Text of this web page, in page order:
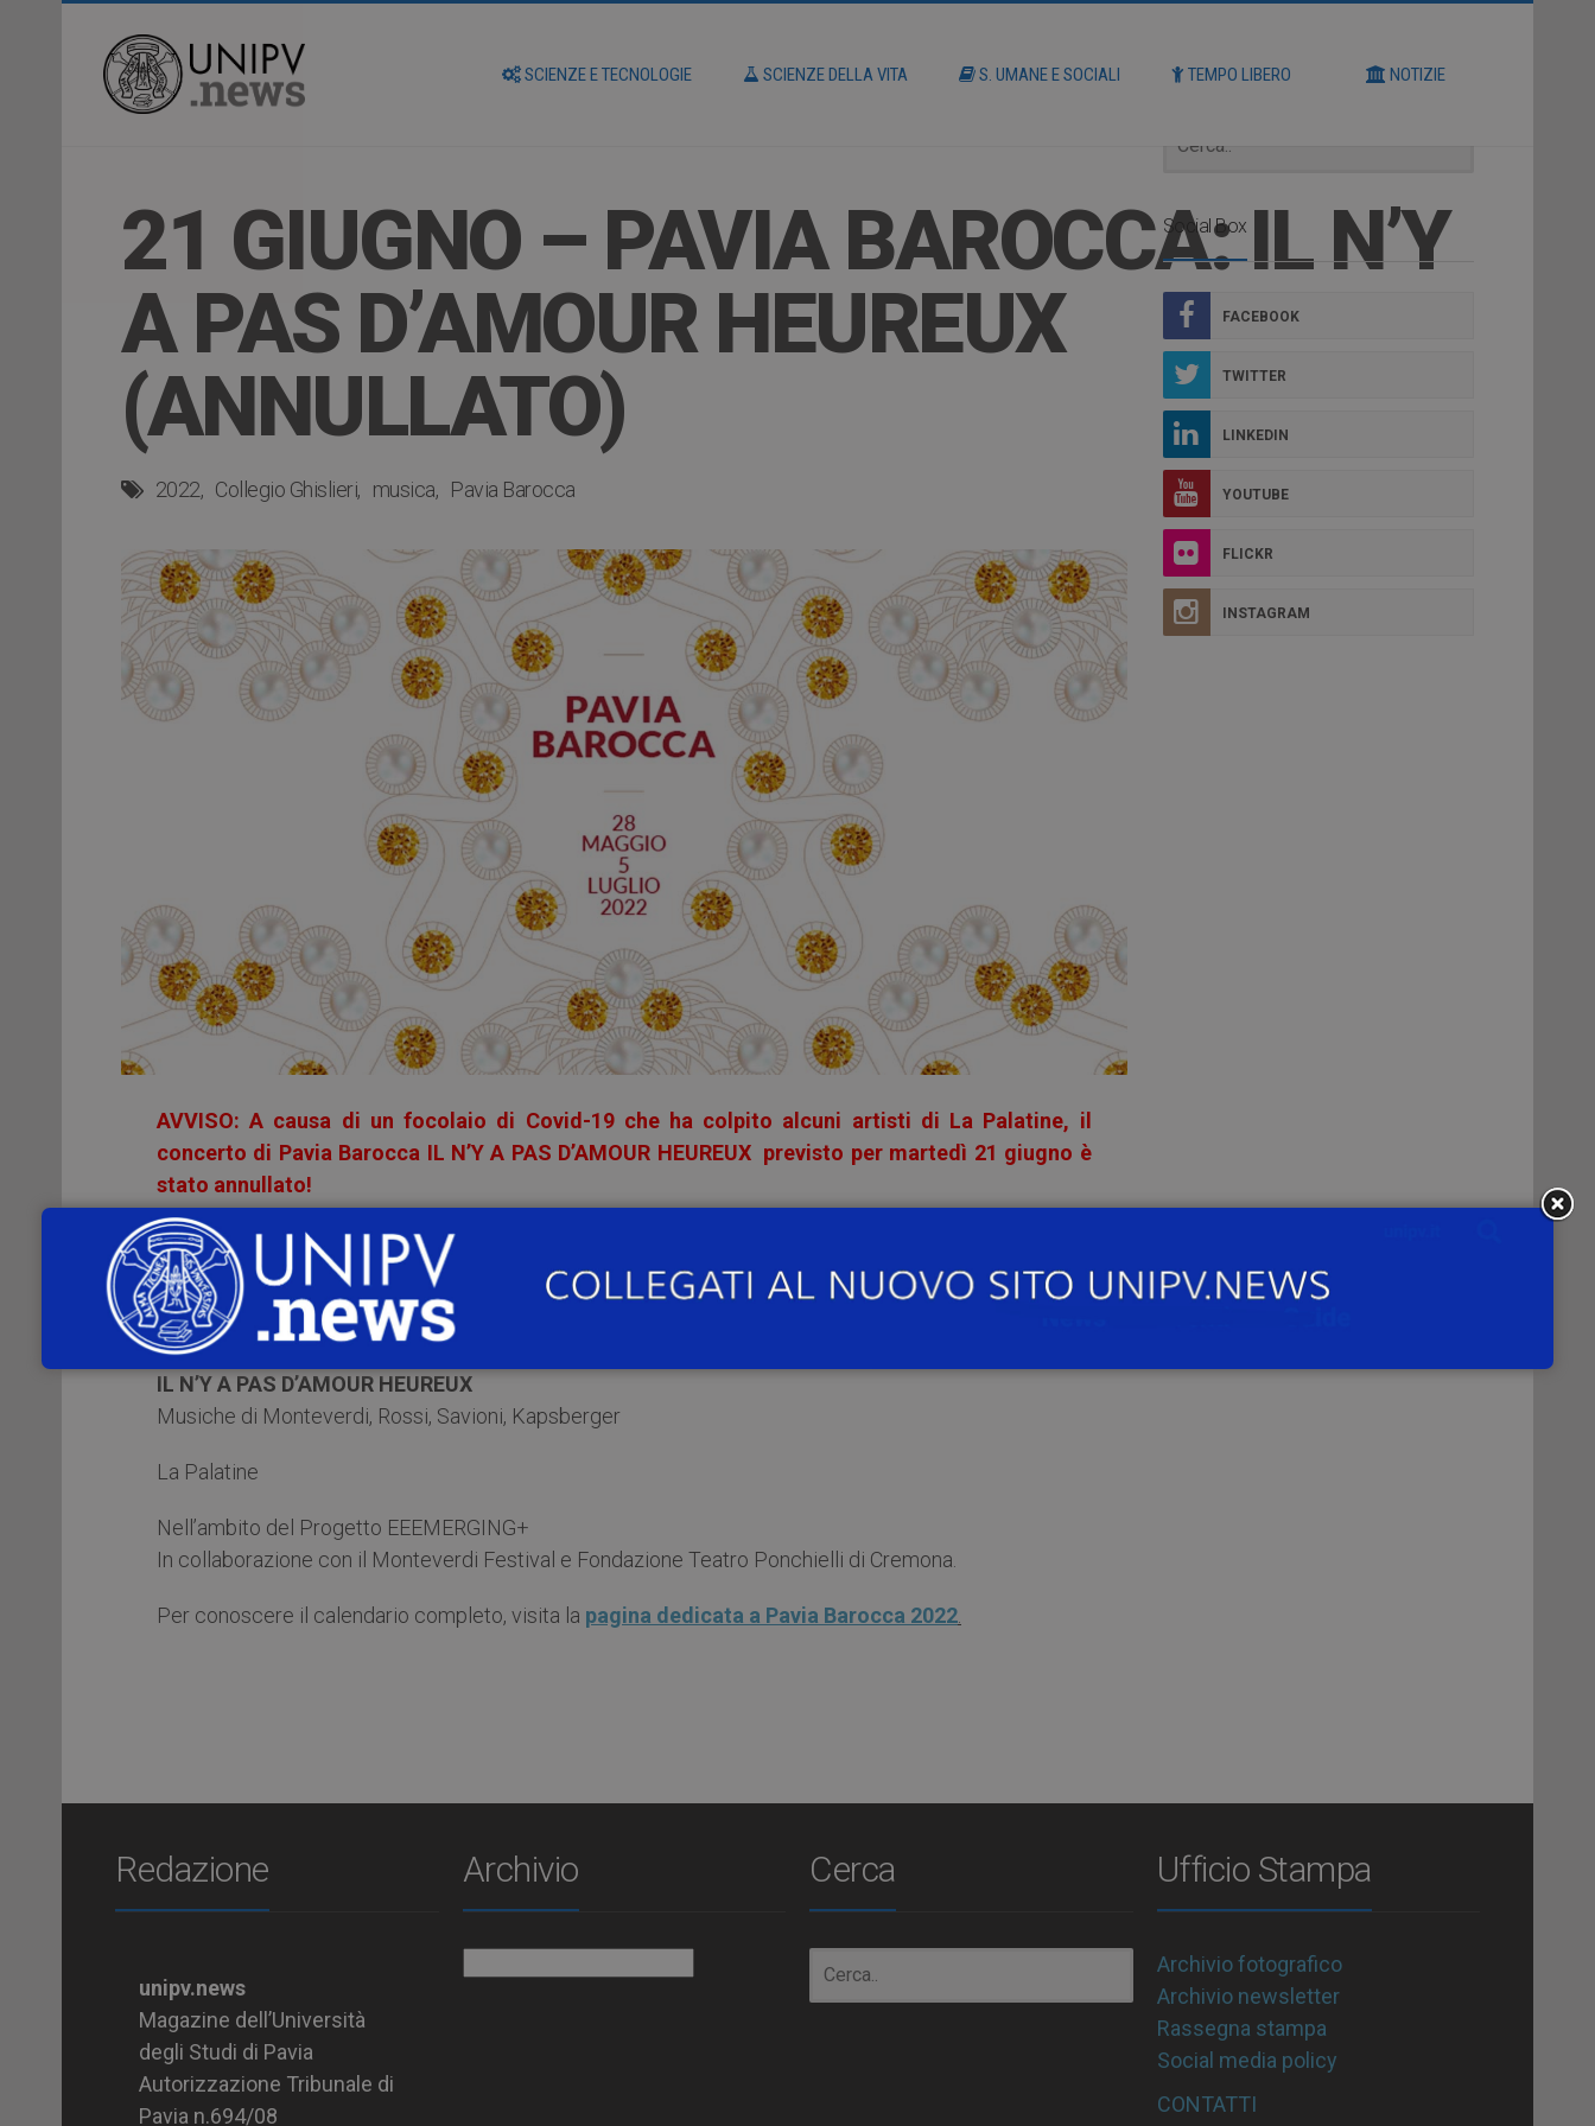
SCIENZE E TECNOLOGIE SCIENZE DELLA VITA S. UMANE E SOCIALI TEMPO LIBERO NOTIZIE
21 GIUGNO – PAVIA BAROCCA: IL N’Y
A PAS D’AMOUR HEUREUX
(ANNULLATO)
2022 Collegio Ghislieri musica Pavia Barocca
AVVISO: A causa di un focolaio di Covid-19 che ha colpito alcuni artisti di La Palatine, il
concerto di Pavia Barocca IL N’Y A PAS D’AMOUR HEUREUX previsto per martedì 21 giugno è
stato annullato!
Martedì 21 giugno 2022si terrà un nuovo appuntamento di
internazionale di musica antica organizzata dalCentro di Musica Antica Ghislieri!
L’appuntamento alleore 21:00, presso il
IL N’Y A PAS D’AMOUR HEUREUX
Musiche di Monteverdi, Rossi, Savioni, Kapsberger
La Palatine
Nell’ambito del Progetto EEEMERGING+
In collaborazione con il Monteverdi Festival e Fondazione Teatro Ponchielli di Cremona.
Per conoscere il calendario completo, visita la pagina dedicata a Pavia Barocca 2022
Social Box
FACEBOOK
TWITTER
LINKEDIN
YOUTUBE
FLICKR
INSTAGRAM
Redazione
unipv.news
Magazine dell’Università
degli Studi di Pavia
Autorizzazione Tribunale di
Pavia n.694/08
Archivio Cerca Ufficio Stampa
Archivio fotografico
Archivio newsletter
Rassegna stampa
Social media policy
CONTATTI